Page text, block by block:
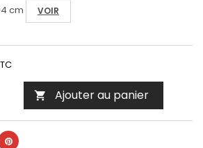
cm
VOIR
 Ajouter au panier